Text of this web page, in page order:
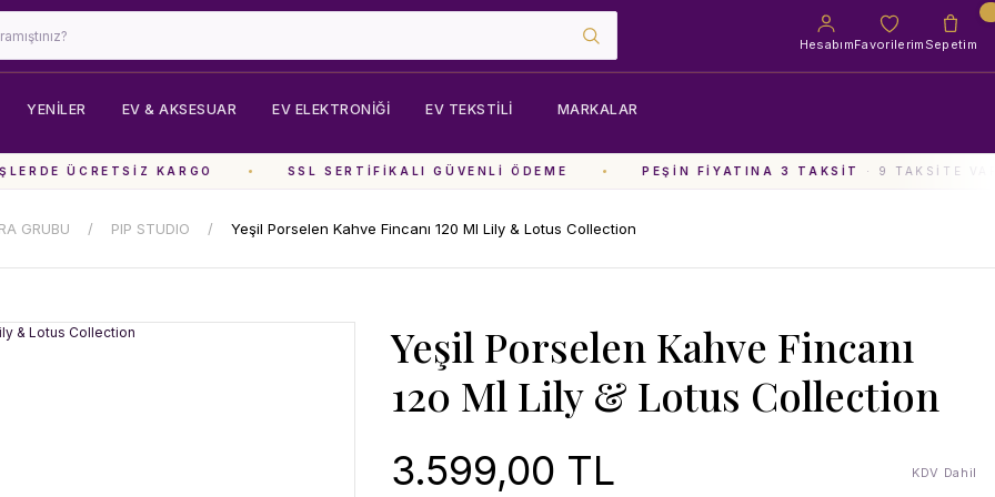
HesabımFavorilerim Sepetim
YENİLER EV & AKSESUAR EV ELEKTRONIĞI EV TEKSTILI MARKALAR
ÜCRETSIZ KARGO SSL SERTIFIKALI GÜVENLI ÖDEME PEŞIN FIYATINA 3 TAKSIT · 9 TAKSITE
GRUBU PIP STUDIO Yeşil Porselen Kahve Fincanı 120 Ml Lily & Lotus Collection
Yeşil Porselen Kahve Fincanı
120 Ml Lily & Lotus Collection
3.599,00 TL KDV Dahil